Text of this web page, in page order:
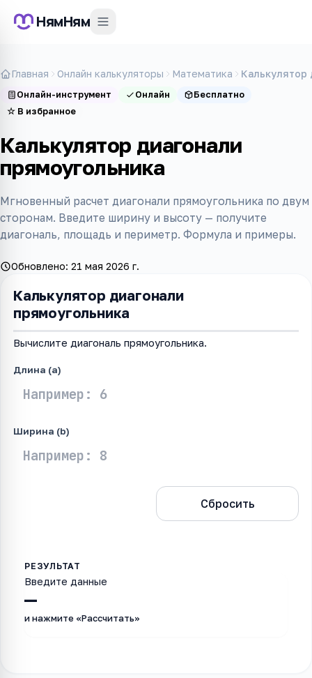
НямНям
Главная Онлайн калькуляторы Математика Калькулятор
Онлайн-инструмент Онлайн
Бесплатно
☆ В избранное
Калькулятор диагонали
прямоугольника
Мгновенный расчет диагонали прямоугольника по двум
сторонам. Введите ширину и высоту — получите
диагональ, площадь и периметр. Формула и примеры.
Обновлено: 21 мая 2026 г.
Калькулятор диагонали
прямоугольника
Вычислите диагональ прямоугольника.
Длина (a)
Ширина (b)
Сбросить
—
Введите данные
и нажмите «Рассчитать»